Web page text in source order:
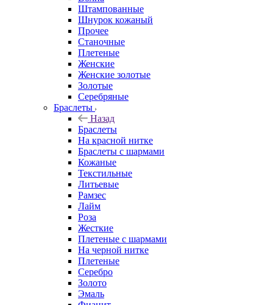
Штампованные
Шнурок кожаный
Прочее
Станочные
Плетеные
Женские
Женские золотые
Золотые
Серебряные
Браслеты
Назад
Браслеты
На красной нитке
Браслеты с шармами
Кожаные
Текстильные
Литьевые
Рамзес
Лайм
Роза
Жесткие
Плетеные с шармами
На черной нитке
Плетеные
Серебро
Золото
Эмаль